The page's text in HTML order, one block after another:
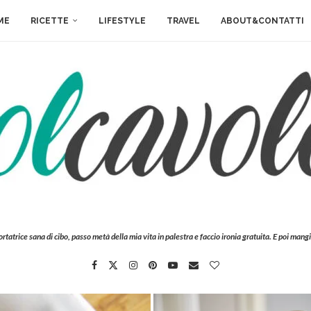
RICETTE LIFESTYLE TRAVEL ABOUT&CONTATTI
sana di cibo, passo metà della mia vita in palestra e faccio ironia gratuita. E poi